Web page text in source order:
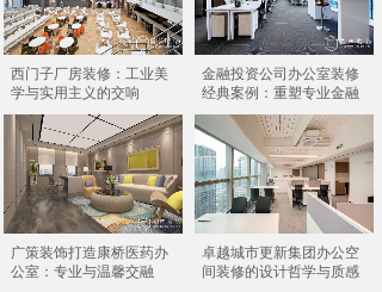
西门子厂房装修：工业美
学与实用主义的交响
金融投资公司办公室装修
经典案例：重塑专业金融
广策装饰打造康桥医药办
公室：专业与温馨交融
卓越城市更新集团办公空
间装修的设计哲学与质感